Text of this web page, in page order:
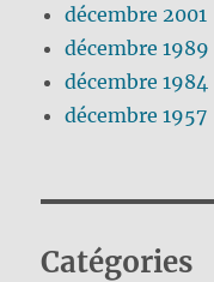
décembre 2001
décembre 1989
décembre 1984
décembre 1957
Catégories